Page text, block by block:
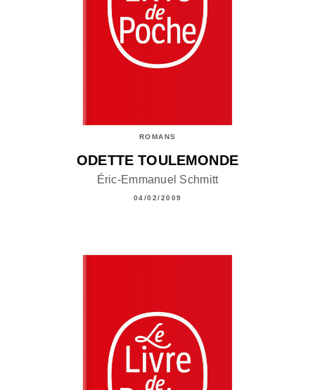
ROMANS
ODETTE TOULEMONDE
Éric-Emmanuel Schmitt
04/02/2009